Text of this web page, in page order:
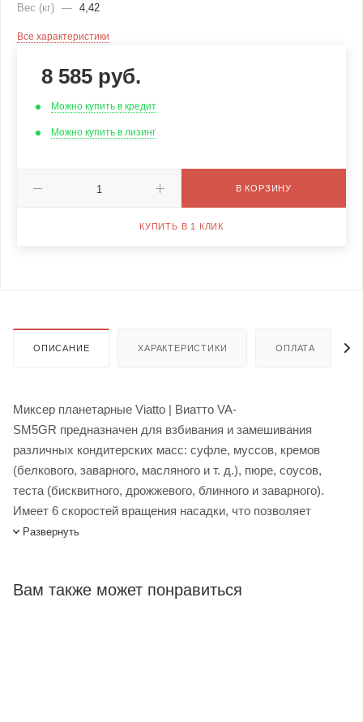
Вес (кг) — 4,42
Все характеристики
8 585 руб.
Можно купить в кредит
Можно купить в лизинг
В КОРЗИНУ
КУПИТЬ В 1 КЛИК
ОПИСАНИЕ ХАРАКТЕРИСТИКИ ОПЛАТА
Миксер планетарные Viatto | Виатто VA-
SM5GR предназначен для взбивания и замешивания
различных кондитерских масс: суфле, муссов, кремов
(белкового, заварного, масляного и т. д.), пюре, соусов,
теста (бисквитного, дрожжевого, блинного и заварного).
Имеет 6 скоростей вращения насадки, что позволяет
выбирать оптимальный режим работы для приготовления
продуктами, - из нержавеющей стали. Рекомендуется к
Развернуть
Вам также может понравиться